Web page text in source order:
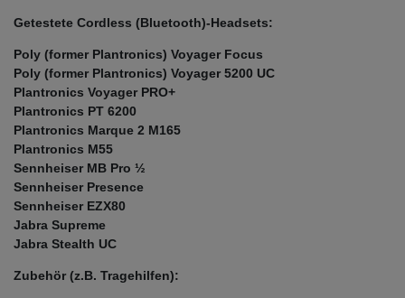
Getestete Cordless (Bluetooth)-Headsets:
Poly (former Plantronics) Voyager Focus
Poly (former Plantronics) Voyager 5200 UC
Plantronics Voyager PRO+
Plantronics PT 6200
Plantronics Marque 2 M165
Plantronics M55
Sennheiser MB Pro ½
Sennheiser Presence
Sennheiser EZX80
Jabra Supreme
Jabra Stealth UC
Zubehör (z.B. Tragehilfen):